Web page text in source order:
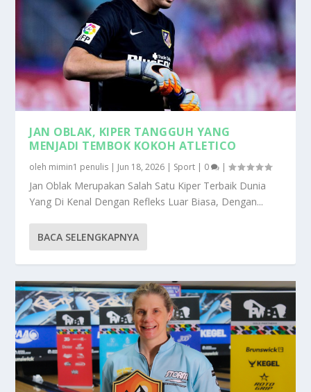
JAN OBLAK, KIPER TANGGUH YANG
MENJADI TEMBOK KOKOH ATLETICO
oleh mimin1 penulis | Jun 18, 2026 | Sport | 0 |
Jan Oblak Merupakan Salah Satu Kiper Terbaik Dunia
Yang Di Kenal Dengan Refleks Luar Biasa, Dengan...
BACA SELENGKAPNYA